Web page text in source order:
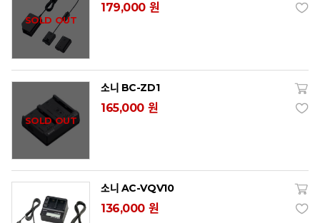
SOLD OUT
179,000 원
SOLD OUT
소니 BC-ZD1
165,000 원
소니 AC-VQV10
136,000 원